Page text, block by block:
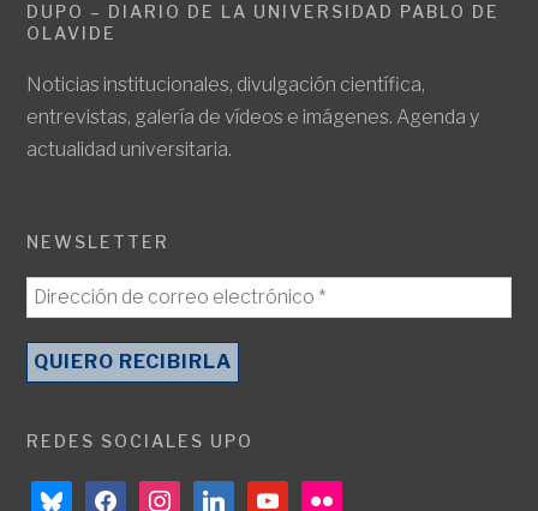
DUPO – DIARIO DE LA UNIVERSIDAD PABLO DE
OLAVIDE
Noticias institucionales, divulgación científica,
entrevistas, galería de vídeos e imágenes. Agenda y
actualidad universitaria.
NEWSLETTER
REDES SOCIALES UPO
blueskyfacebookinstagramlinkedinyoutubeflickr